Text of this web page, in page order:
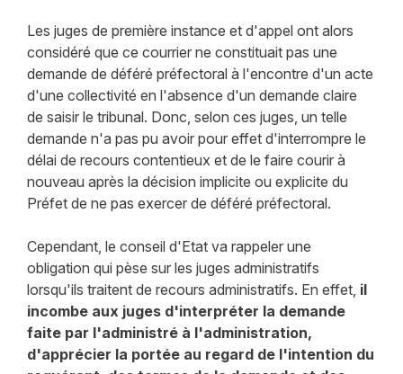
Les juges de première instance et d'appel ont alors
considéré que ce courrier ne constituait pas une
demande de déféré préfectoral à l'encontre d'un acte
d'une collectivité en l'absence d'un demande claire
de saisir le tribunal. Donc, selon ces juges, un telle
demande n'a pas pu avoir pour effet d'interrompre le
délai de recours contentieux et de le faire courir à
nouveau après la décision implicite ou explicite du
Préfet de ne pas exercer de déféré préfectoral.
Cependant, le conseil d'Etat va rappeler une
obligation qui pèse sur les juges administratifs
lorsqu'ils traitent de recours administratifs. En effet, il
incombe aux juges d'interpréter la demande
faite par l'administré à l'administration,
d'apprécier la portée au regard de l'intention du